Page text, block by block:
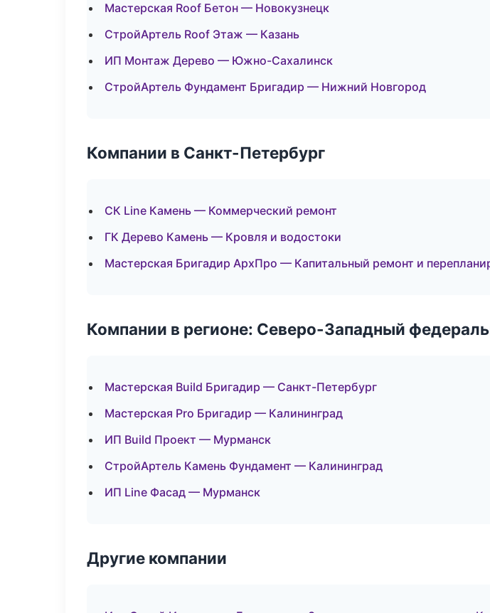
Мастерская Roof Бетон — Новокузнецк
СтройАртель Roof Этаж — Казань
ИП Монтаж Дерево — Южно-Сахалинск
СтройАртель Фундамент Бригадир — Нижний Новгород
Компании в Санкт-Петербург
СК Line Камень — Коммерческий ремонт
ГК Дерево Камень — Кровля и водостоки
Мастерская Бригадир АрхПро — Капитальный ремонт и
Компании в регионе: Северо-Западный
Мастерская Build Бригадир — Санкт-Петербург
Мастерская Pro Бригадир — Калининград
ИП Build Проект — Мурманск
СтройАртель Камень Фундамент — Калининград
ИП Line Фасад — Мурманск
Другие компании